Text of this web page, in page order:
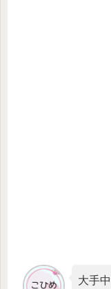
大手